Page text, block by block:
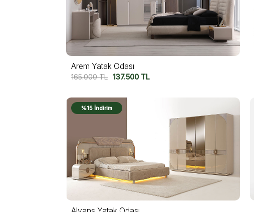
Arem Yatak Odası
165.000TL 137.500 TL
%15 İndirim